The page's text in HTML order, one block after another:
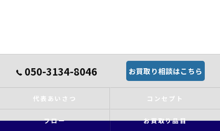
050-3134-8046 お買取り相談はこちら
代表あいさつ コンセプト
フロー お買取り品目